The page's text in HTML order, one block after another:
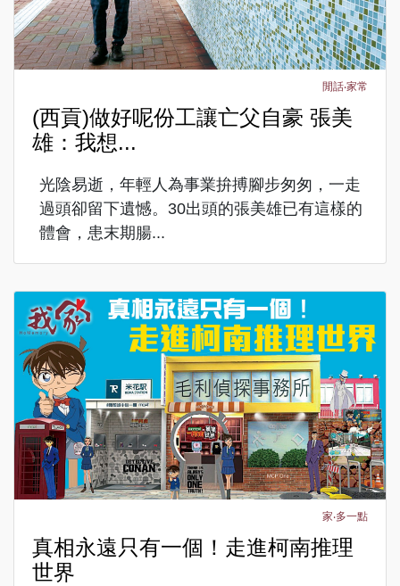
閒話‧家常
(西貢)做好呢份工讓亡父自豪 張美
雄：我想...
光陰易逝，年輕人為事業拚搏腳步匆匆，一走
過頭卻留下遺憾。30出頭的張美雄已有這樣的
體會，患末期腸...
家‧多一點
真相永遠只有一個！走進柯南推理
世界